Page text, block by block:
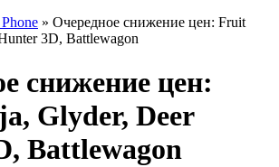
» Очередное снижение цен: Fruit
3D, Battlewagon
снижение цен:
Glyder, Deer
Battlewagon